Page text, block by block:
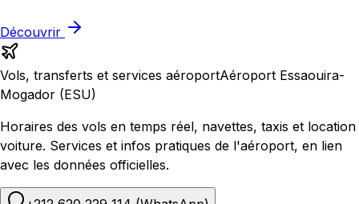
Découvrir
Vols, transferts et services aéroportAéroport Essaouira-
Mogador (ESU)
Horaires des vols en temps réel, navettes, taxis et location
voiture. Services et infos pratiques de l'aéroport, en lien
avec les données officielles.